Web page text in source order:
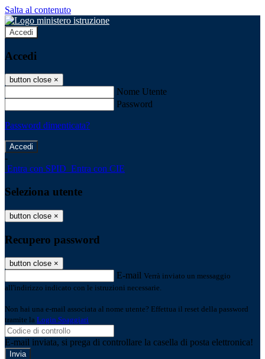
Salta al contenuto
Accedi
Accedi
button close ×
Nome Utente
Password
Password dimenticata?
-
Entra con SPID Entra con CIE
Seleziona utente
button close ×
Recupero password
button close ×
E-mail Verrà inviato un messaggio
all'indirizzo indicato con le istruzioni necessarie.
Non hai una e-mail associata al nome utente? Effettua il reset della password
tramite la Login Spaggiari
E-mail inviata, si prega di controllare la casella di posta elettronica!